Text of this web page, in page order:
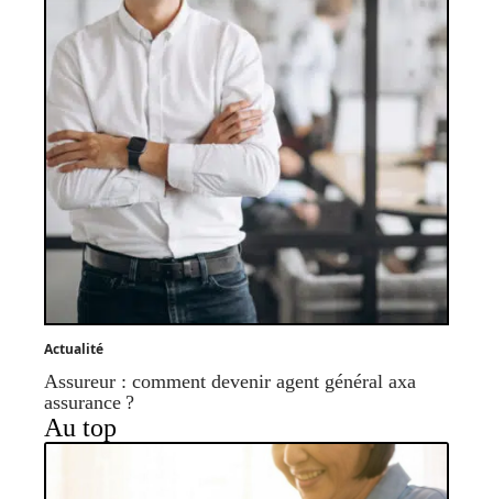
Actualité
Assureur : comment devenir agent général axa
assurance ?
Au top